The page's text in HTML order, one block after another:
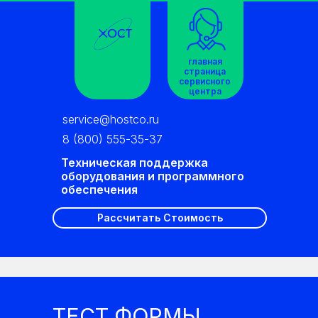
Рассчитать Стоимость
Техническая поддержка
оборудования и программного
обеспечения
service@hostco.ru
главная
страница
сервисного
центра
8 (800) 555-35-37